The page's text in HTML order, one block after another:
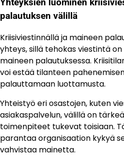
Yhteyksien luominen
palautuksen välillä
Kriisiviestinnällä ja maineen
yhteys, sillä tehokas viestintä
maineen palautuksessa.
voi estää tilanteen
palauttamaan luottamusta.
Yhteistyö eri osastojen, kuten
asiakaspalvelun, välillä on
toimenpiteet tukevat toisiaan.
parantaa organisaation kykyä
vahvistaa mainetta.